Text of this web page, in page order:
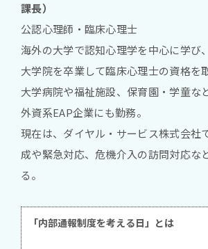
課長）
公認心理師・臨床心理士
海外の大学で認知心理学を中心に学び
大学院を卒業して臨床心理士の資格を
大学病院や福祉施設、保育園・学童な
外資系EAP企業にも勤務。
現在は、ダイヤル・サービス株式会社
成や緊急対応、危機介入の訪問対応な
る。
「内部通報制度を考える日」とは